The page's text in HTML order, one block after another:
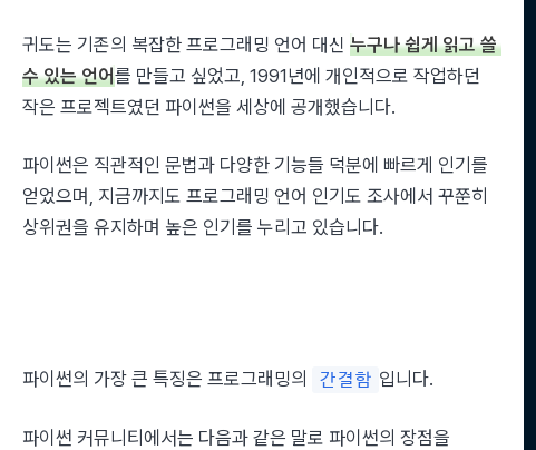
귀도는 기존의 복잡한 프로그래밍 언어 대신 누구나 쉽게 읽고 쓸
수 있는 언어를 만들고 싶었고, 1991년에 개인적으로 작업하던
작은 프로젝트였던 파이썬을 세상에 공개했습니다.
파이썬은 직관적인 문법과 다양한 기능들 덕분에 빠르게 인기를
얻었으며, 지금까지도 프로그래밍 언어 인기도 조사에서 꾸쭌히
상위권을 유지하며 높은 인기를 누리고 있습니다.
파이썬의 가장 큰 특징은 프로그래밍의 간결함 입니다.
파이썬 커뮤니티에서는 다음과 같은 말로 파이썬의 장점을